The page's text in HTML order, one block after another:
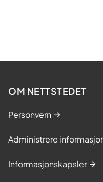
OM NETTSTEDET
Personvern
Administrere
Informasjonskapsler